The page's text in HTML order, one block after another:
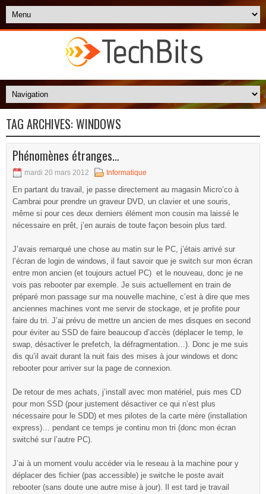
TAG ARCHIVES:WINDOWS
Phénomènes étranges…
mardi 20 mars 2012 Informatique
En partant du travail, je passe directement au magasin Micro’co à
Cambrai pour prendre un graveur DVD, un clavier et une souris,
même si pour ces deux derniers élément mon cousin ma laissé le
nécessaire en prêt, j’en aurais de toute façon besoin plus tard.
J’avais remarqué une chose au matin sur le PC, j’étais arrivé sur
l’écran de login de windows, il faut savoir que je switch sur mon écran
entre mon ancien (et toujours actuel PC) et le nouveau, donc je ne
vois pas rebooter par exemple. Je suis actuellement en train de
préparé mon passage sur ma nouvelle machine, c’est à dire que mes
anciennes machines vont me servir de stockage, et je profite pour
faire du tri. J’ai prévu de mettre un ancien de mes disques en second
pour éviter au SSD de faire beaucoup d’accès (déplacer le temp, le
swap, désactiver le prefetch, la défragmentation…). Donc je me suis
dis qu’il avait durant la nuit fais des mises à jour windows et donc
rebooter pour arriver sur la page de connexion.
De retour de mes achats, j’install avec mon matériel, puis mes CD
pour mon SSD (pour justement désactiver ce qui n’est plus
nécessaire pour le SDD) et mes pilotes de la carte mère (installation
express)… pendant ce temps je continu mon tri (donc mon écran
switché sur l’autre PC).
J’ai à un moment voulu accéder via le reseau à la machine pour y
déplacer des fichier (pas accessible) je switche le poste avait
rebooter (sans doute une autre mise à jour). Il est tard je travail